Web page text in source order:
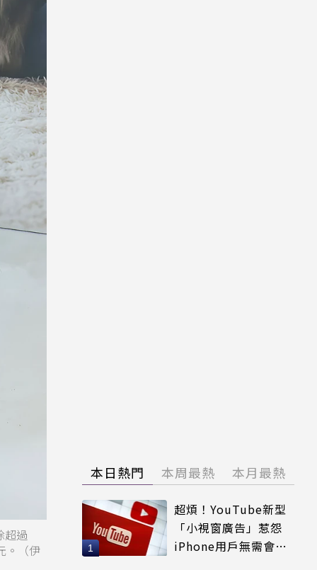
超過
。（伊
本日熱門 本周最熱 本月最熱
超煩！YouTube新型
「小視窗廣告」惹怨
iPhone用戶無需會員